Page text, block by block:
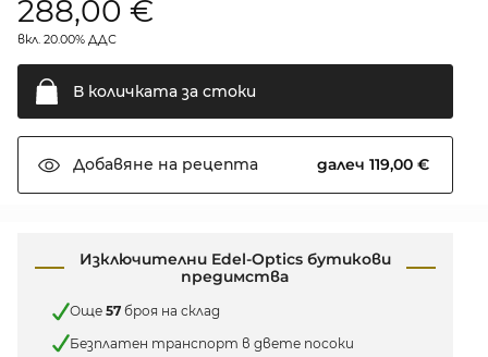
288,00 €
вкл. 20.00% ДДС
В количката за стоки
Добавяне на рецепта далеч 119,00 €
Изключителни Edel-Optics бутикови
предимства
Още 57 броя на склад
Безплатен транспорт в двете посоки